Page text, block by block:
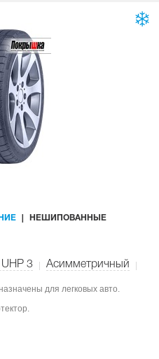
НЕШИПОВАННЫЕ
3 Асимметричный
для легковых авто.